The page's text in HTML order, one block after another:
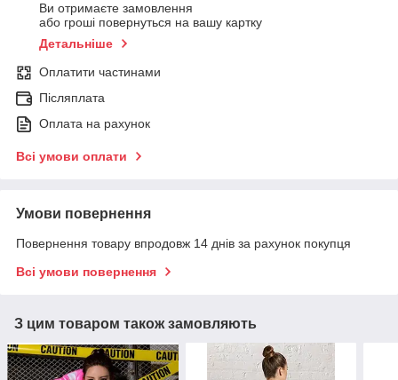
Ви отримаєте замовлення
або гроші повернуться на вашу картку
Детальніше
Оплатити частинами
Післяплата
Оплата на рахунок
Всі умови оплати
Умови повернення
Повернення товару впродовж 14 днів за рахунок покупця
Всі умови повернення
З цим товаром також замовляють